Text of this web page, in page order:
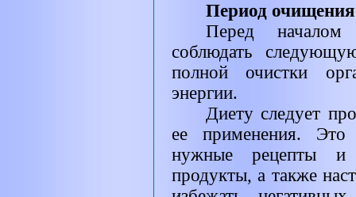
Период
Перед началом
соблюдать
полной очистки
энергии.
Диету следует
ее применения. Это
нужные рецепты и
продукты, а также